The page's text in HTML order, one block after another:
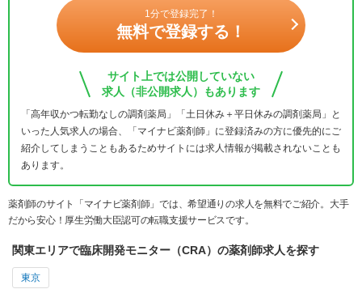
1分で登録完了！
無料で登録する！
サイト上では公開していない
求人（非公開求人）もあります
「高年収かつ転勤なしの調剤薬局」「土日休み＋平日休みの調剤薬局」と
いった人気求人の場合、「マイナビ薬剤師」に登録済みの方に優先的にご
紹介してしまうこともあるためサイトには求人情報が掲載されないことも
あります。
薬剤師のサイト「マイナビ薬剤師」では、希望通りの求人を無料でご紹介。大手
だから安心！厚生労働大臣認可の転職支援サービスです。
関東エリアで臨床開発モニター（CRA）の薬剤師求人を探す
東京